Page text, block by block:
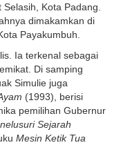
Kota Padang.
dimakamkan di
Payakumbuh.
Ia terkenal sebagai
Di samping
Simulie juga
(1993), berisi
pemilihan Gubernur
Sejarah
Mesin Ketik Tua